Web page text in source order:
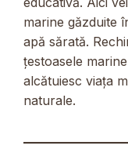
marine găzduite
apă sărată.
țestoasele
alcătuiesc viața
naturale.